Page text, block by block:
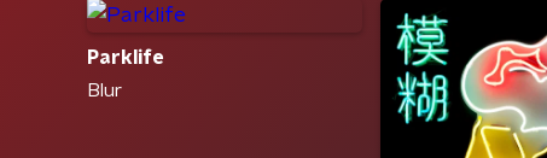
Parklife
Blur